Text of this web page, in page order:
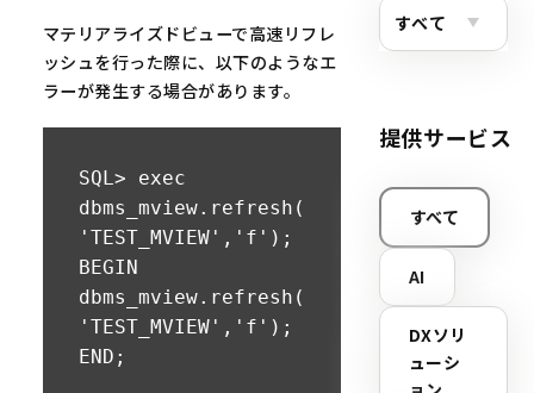
マテリアライズドビューで高速リフレ
ッシュを行った際に、以下のようなエ
ラーが発生する場合があります。
SQL> exec
dbms_mview.refresh(
'TEST_MVIEW','f');
BEGIN
dbms_mview.refresh(
'TEST_MVIEW','f');
END;
提供サービス
すべて
AI
DXソリ
ューシ